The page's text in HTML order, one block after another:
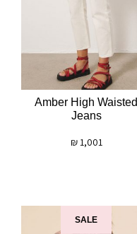
Amber High Waisted
Jeans
1,001
₪
SALE